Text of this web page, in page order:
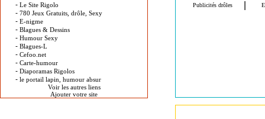
- Le Site Rigolo
- 780 Jeux Gratuits, drôle, Sexy
- E-nigme
- Blagues & Dessins
- Humour Sexy
- Blagues-L
- Cefoo.net
- Carte-humour
- Diaporamas Rigolos
- le portail lapin, humour absur
Voir les autres liens
Ajouter votre site